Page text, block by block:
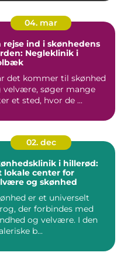
04. mar
rejse ind i skønhedens
Negleklinik i
det kommer til skønhed
velvære, søger mange
et sted, hvor de ...
02. dec
i hillerød:
lokale center for
og skønhed
er et universelt
der forbindes med
og velvære. I den
b...